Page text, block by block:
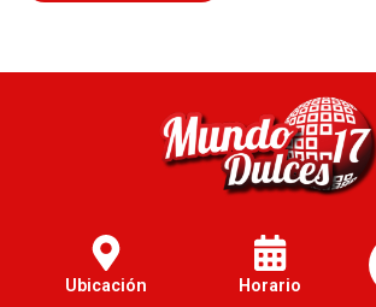
Ubicación Horario